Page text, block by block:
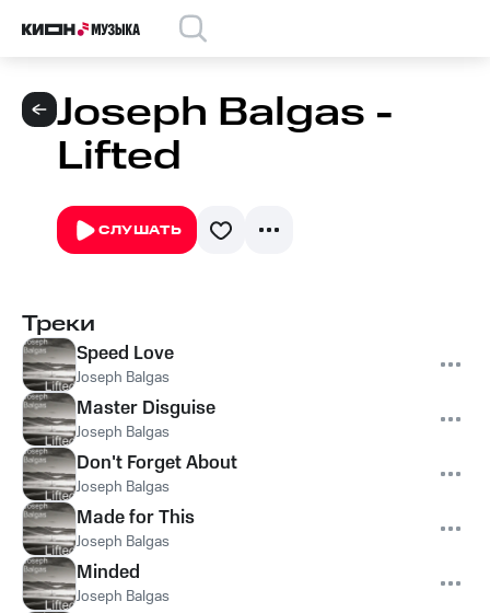
Joseph Balgas -
Lifted
СЛУШАТЬ
Треки
Speed Love
Joseph Balgas
Master Disguise
Joseph Balgas
Don't Forget About
Joseph Balgas
Made for This
Joseph Balgas
Minded
Joseph Balgas